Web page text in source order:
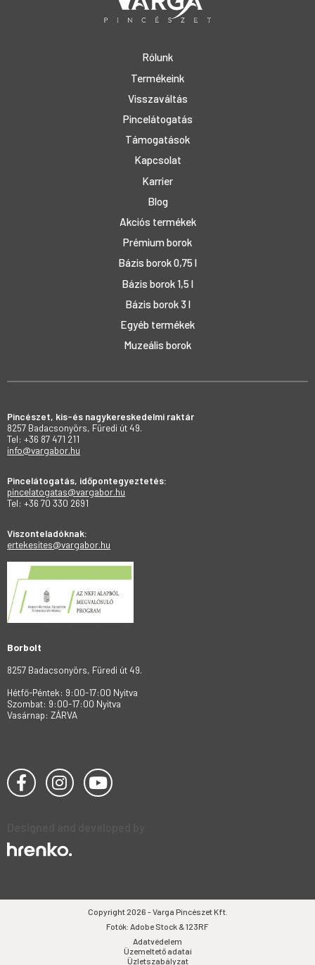
Rólunk
Termékeink
Visszaváltás
Pincelátogatás
Támogatások
Kapcsolat
Karrier
Blog
Akciós termékek
Prémium borok
Bázis borok 0,75 l
Bázis borok 1,5 l
Bázis borok 3 l
Egyéb termékek
Muzeális borok
Pincészet, kis-és nagykereskedelmi raktár
8257 Badacsonyörs, Füredi út 49.
Tel: +36 87 471 211
info@vargabor.hu
Pincelátogatás, időpontegyeztetés:
pincelatogatas@vargabor.hu
Tel: +36 70 330 2691
Viszonteladóknak:
ertekesites@vargabor.hu
Borbolt
8257 Badacsonyörs, Füredi út 49.
Hétfő-Péntek: 9:00-17:00 Nyitva
Szombat: 9:00-17:00 Nyitva
Vasárnap: ZÁRVA
Copyright 2026 - Varga Pincészet Kft.
Fotók: Adobe Stock & 123RF
Adatvédelem
Üzemeltető adatai
Üzletszabályzat